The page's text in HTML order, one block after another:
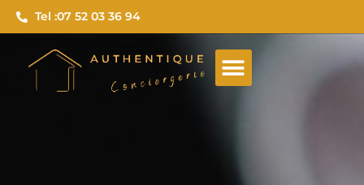
Tel :07 52 03 36 94